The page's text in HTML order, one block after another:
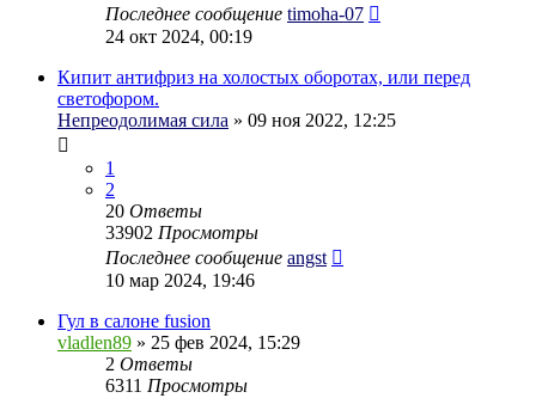
Последнее сообщение timoha-07
24 окт 2024, 00:19
Кипит антифриз на холостых оборотах, или перед
светофором.
Непреодолимая сила » 09 ноя 2022, 12:25
1
2
20 Ответы
33902 Просмотры
Последнее сообщение angst
10 мар 2024, 19:46
Гул в салоне fusion
vladlen89 » 25 фев 2024, 15:29
2 Ответы
6311 Просмотры